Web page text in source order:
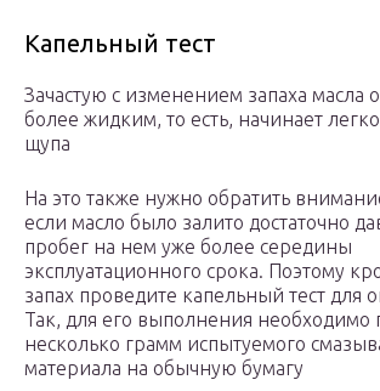
Капельный тест
Зачастую с изменением запаха масла
более жидким, то есть, начинает легко
щупа
На это также нужно обратить
если масло было залито достаточно
пробег на нем уже более середины
эксплуатационного срока. Поэтому
запах проведите капельный тест для
Так, для его выполнения необходимо
несколько грамм испытуемого
материала на обычную бумагу